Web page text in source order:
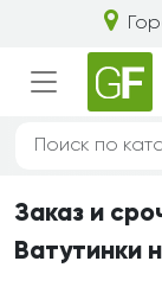
Заказ и
Ватутинки